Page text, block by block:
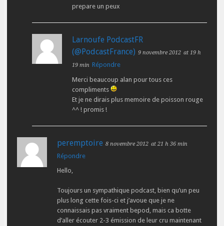
prepare un peux
Larnoufe PodcastFR
(@PodcastFrance) 9 novembre 2012 at 19 h
19 min Répondre
Merci beaucoup alan pour tous ces
compliments
Et je ne dirais plus memoire de poisson rouge
^^ ! promis !
peremptoire 8 novembre 2012 at 21 h 36 min
Répondre
Hello,
Toujours un sympathique podcast, bien qu’un peu
plus long cette fois-ci et j’avoue que je ne
connaissais pas vraiment bepod, mais ca botte
d’aller écouter 2-3 émission de leur cru maintenant